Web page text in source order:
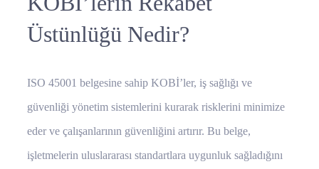
Üstünlüğü Nedir?
ISO 45001 belgesine sahip KOBİ’ler, iş sağlığı ve
güvenliği yönetim sistemlerini kurarak risklerini minimize
eder ve çalışanlarının güvenliğini artırır. Bu belge,
işletmelerin uluslararası standartlara uygunluk sağladığını